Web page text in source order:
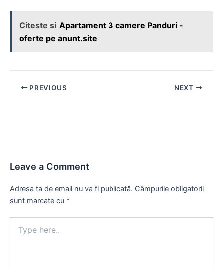
Citeste si Apartament 3 camere Panduri -
oferte pe anunt.site
Post PREVIOUS NEXT
Leave a Comment
Adresa ta de email nu va fi publicată. Câmpurile obligatorii
sunt marcate cu *
here..